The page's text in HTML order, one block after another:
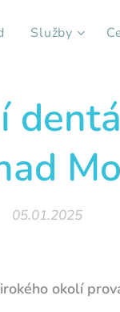
Služby
05.01.2025
okolí